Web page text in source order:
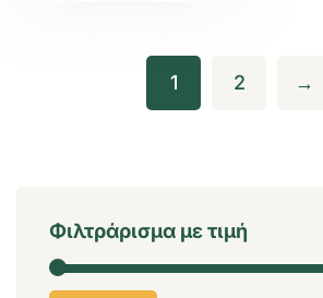
1 2 →
Φιλτράρισμα με τιμή